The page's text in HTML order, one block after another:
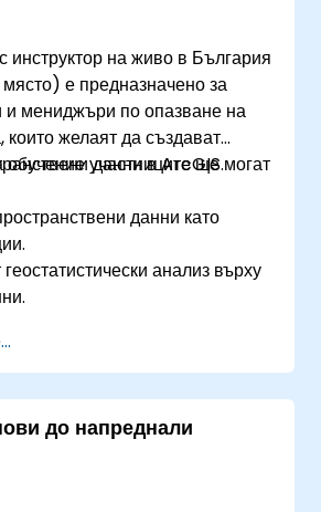
инструктор на живо в България
е предназначено за
и мениджъри по опазване на
които желаят да създават
данни в ArcGIS.
обучение участниците ще могат
данни като
анализ върху
данни и картографиране с
пространствени данни за
до напреднали